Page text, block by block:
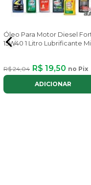
Óleo Para Motor Diesel
15W40 1 Litro Lubrificante
R$ 24,04 R$ 19,50 no Pix
ADICIONAR